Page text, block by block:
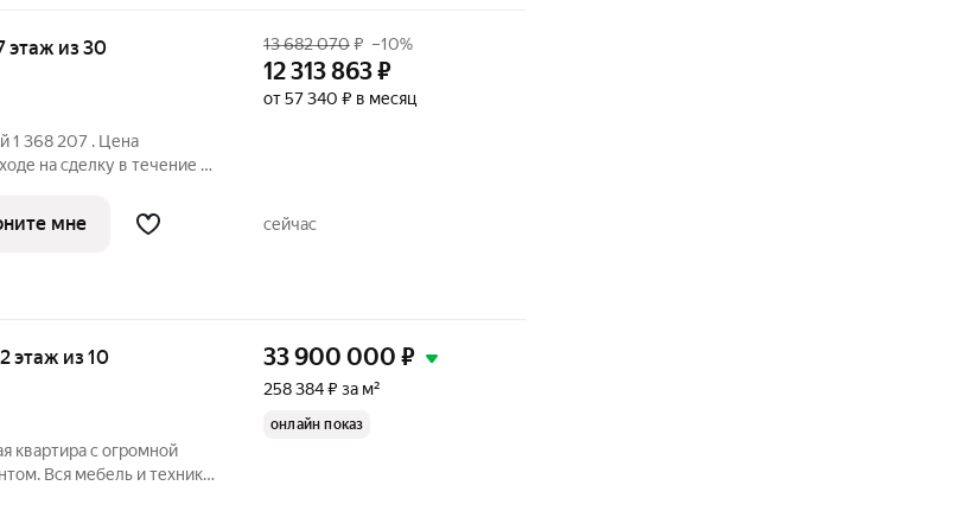
этаж из 30
1 368 207 . Цена
в течение 7
для воплощения
13 682 070₽ –10%
12 313 863₽
от 57 340 ₽ в месяц
мне сейчас
этаж из 10
квартира с огромной
Вся мебель и техника
33 900 000 ₽
258 384 ₽ за м²
онлайн показ